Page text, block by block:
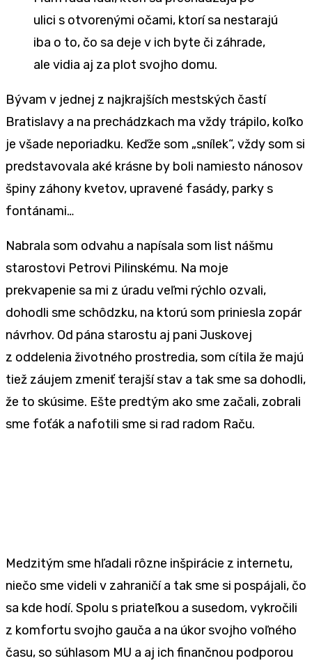
ulici s otvorenými očami, ktorí sa nestarajú
iba o to, čo sa deje v ich byte či záhrade,
ale vidia aj za plot svojho domu.
Bývam v jednej z najkrajších mestských častí
Bratislavy a na prechádzkach ma vždy trápilo, koľko
je všade neporiadku. Keďže som „snílek“, vždy som si
predstavovala aké krásne by boli namiesto nánosov
špiny záhony kvetov, upravené fasády, parky s
fontánami…
Nabrala som odvahu a napísala som list nášmu
starostovi Petrovi Pilinskému. Na moje
prekvapenie sa mi z úradu veľmi rýchlo ozvali,
dohodli sme schôdzku, na ktorú som priniesla zopár
návrhov. Od pána starostu aj pani Juskovej
z oddelenia životného prostredia, som cítila že majú
tiež záujem zmeniť terajší stav a tak sme sa dohodli,
že to skúsime. Ešte predtým ako sme začali, zobrali
sme foťák a nafotili sme si rad radom Raču.
Medzitým sme hľadali rôzne inšpirácie z internetu,
niečo sme videli v zahraničí a tak sme si pospájali, čo
sa kde hodí. Spolu s priateľkou a susedom, vykročili
z komfortu svojho gauča a na úkor svojho voľného
času, so súhlasom MU a aj ich finančnou podporou